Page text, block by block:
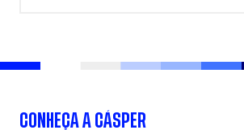
CONHEÇA A CÁSPER